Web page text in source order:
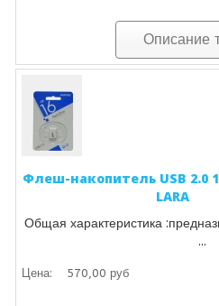
Описание
Флеш-накопитель USB 2.0
LARA
Общая характеристика
...
Цена: 570,00 руб